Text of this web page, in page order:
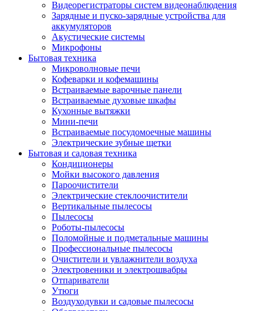
Видеорегистраторы систем видеонаблюдения
Зарядные и пуско-зарядные устройства для
аккумуляторов
Акустические системы
Микрофоны
Бытовая техника
Микроволновые печи
Кофеварки и кофемашины
Встраиваемые варочные панели
Встраиваемые духовые шкафы
Кухонные вытяжки
Мини-печи
Встраиваемые посудомоечные машины
Электрические зубные щетки
Бытовая и садовая техника
Кондиционеры
Мойки высокого давления
Пароочистители
Электрические стеклоочистители
Вертикальные пылесосы
Пылесосы
Роботы-пылесосы
Поломойные и подметальные машины
Профессиональные пылесосы
Очистители и увлажнители воздуха
Электровеники и электрошвабры
Отпариватели
Утюги
Воздуходувки и садовые пылесосы